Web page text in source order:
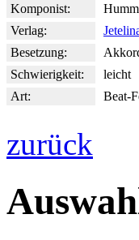
Komponist:
Verlag:
Besetzung:
Schwierigkeit:
leicht
Art:
Beat-
zurück